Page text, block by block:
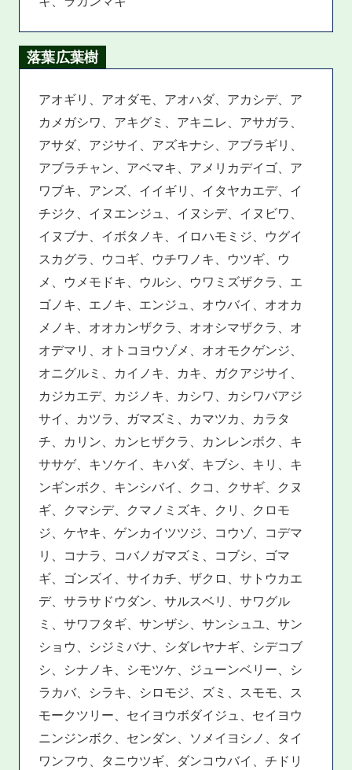
落葉広葉樹
アオギリ、アオダモ、アオハダ、アカシデ、ア
カメガシワ、アキグミ、アキニレ、アサガラ、
アサダ、アジサイ、アズキナシ、アブラギリ、
アブラチャン、アベマキ、アメリカデイゴ、ア
ワブキ、アンズ、イイギリ、イタヤカエデ、イ
チジク、イヌエンジュ、イヌシデ、イヌビワ、
イヌブナ、イボタノキ、イロハモミジ、ウグイ
スカグラ、ウコギ、ウチワノキ、ウツギ、ウ
メ、ウメモドキ、ウルシ、ウワミズザクラ、エ
ゴノキ、エノキ、エンジュ、オウバイ、オオカ
メノキ、オオカンザクラ、オオシマザクラ、オ
オデマリ、オトコヨウゾメ、オオモクゲンジ、
オニグルミ、カイノキ、カキ、ガクアジサイ、
カジカエデ、カジノキ、カシワ、カシワバアジ
サイ、カツラ、ガマズミ、カマツカ、カラタ
チ、カリン、カンヒザクラ、カンレンボク、キ
ササゲ、キソケイ、キハダ、キブシ、キリ、キ
ンギンボク、キンシバイ、クコ、クサギ、クヌ
ギ、クマシデ、クマノミズキ、クリ、クロモ
ジ、ケヤキ、ゲンカイツツジ、コウゾ、コデマ
リ、コナラ、コバノガマズミ、コブシ、ゴマ
ギ、ゴンズイ、サイカチ、ザクロ、サトウカエ
デ、サラサドウダン、サルスベリ、サワグル
ミ、サワフタギ、サンザシ、サンシュユ、サン
ショウ、シジミバナ、シダレヤナギ、シデコブ
シ、シナノキ、シモツケ、ジューンベリー、シ
ラカバ、シラキ、シロモジ、ズミ、スモモ、ス
モークツリー、セイヨウボダイジュ、セイヨウ
ニンジンボク、センダン、ソメイヨシノ、タイ
ワンフウ、タニウツギ、ダンコウバイ、チドリ